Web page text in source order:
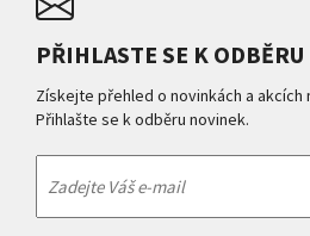
PŘIHLASTE SE K
Získejte přehled o novinkách a akcích
Přihlašte se k odběru novinek.